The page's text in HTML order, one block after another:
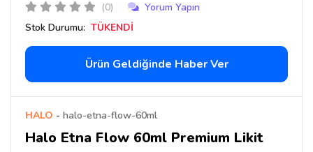
(0)
Yorum Yapın
Stok Durumu: TÜKENDİ
Ürün Geldiğinde Haber Ver
HALO - halo-etna-flow-60ml
Halo Etna Flow 60ml Premium Likit